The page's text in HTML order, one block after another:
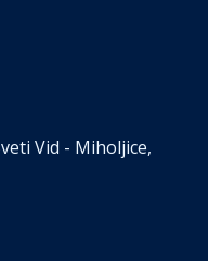
semplicemente
Vid - Miholjice,